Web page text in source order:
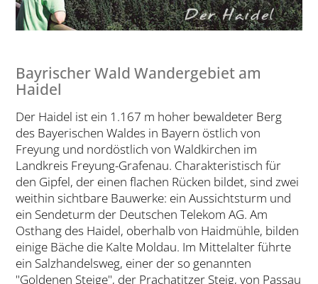
Bayrischer Wald Wandergebiet am
Haidel
Der Haidel ist ein 1.167 m hoher bewaldeter Berg
des Bayerischen Waldes in Bayern östlich von
Freyung und nordöstlich von Waldkirchen im
Landkreis Freyung-Grafenau. Charakteristisch für
den Gipfel, der einen flachen Rücken bildet, sind zwei
weithin sichtbare Bauwerke: ein Aussichtsturm und
ein Sendeturm der Deutschen Telekom AG. Am
Osthang des Haidel, oberhalb von Haidmühle, bilden
einige Bäche die Kalte Moldau. Im Mittelalter führte
ein Salzhandelsweg, einer der so genannten
"Goldenen Steige", der Prachatitzer Steig, von Passau